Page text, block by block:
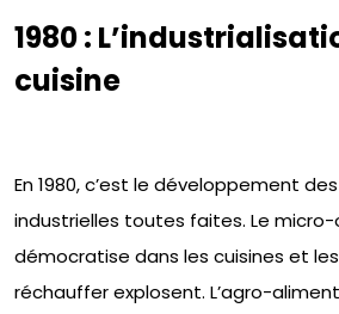
1980 :
cuisine
En 1980, c’est le développement
industrielles toutes faites. Le
démocratise dans les cuisines et
réchauffer explosent. L’agro-